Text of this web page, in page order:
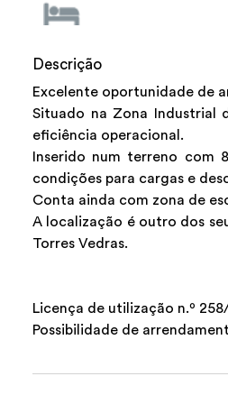
Descrição
Excelente oportunidade de
Situado na Zona Industrial
eficiência operacional.
Inserido num terreno com
condições para cargas e
Conta ainda com zona de
A localização é outro dos
Torres Vedras.
Licença de utilização n.º
Possibilidade de